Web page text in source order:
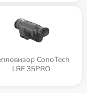
ConoTech
LRF 35PRO